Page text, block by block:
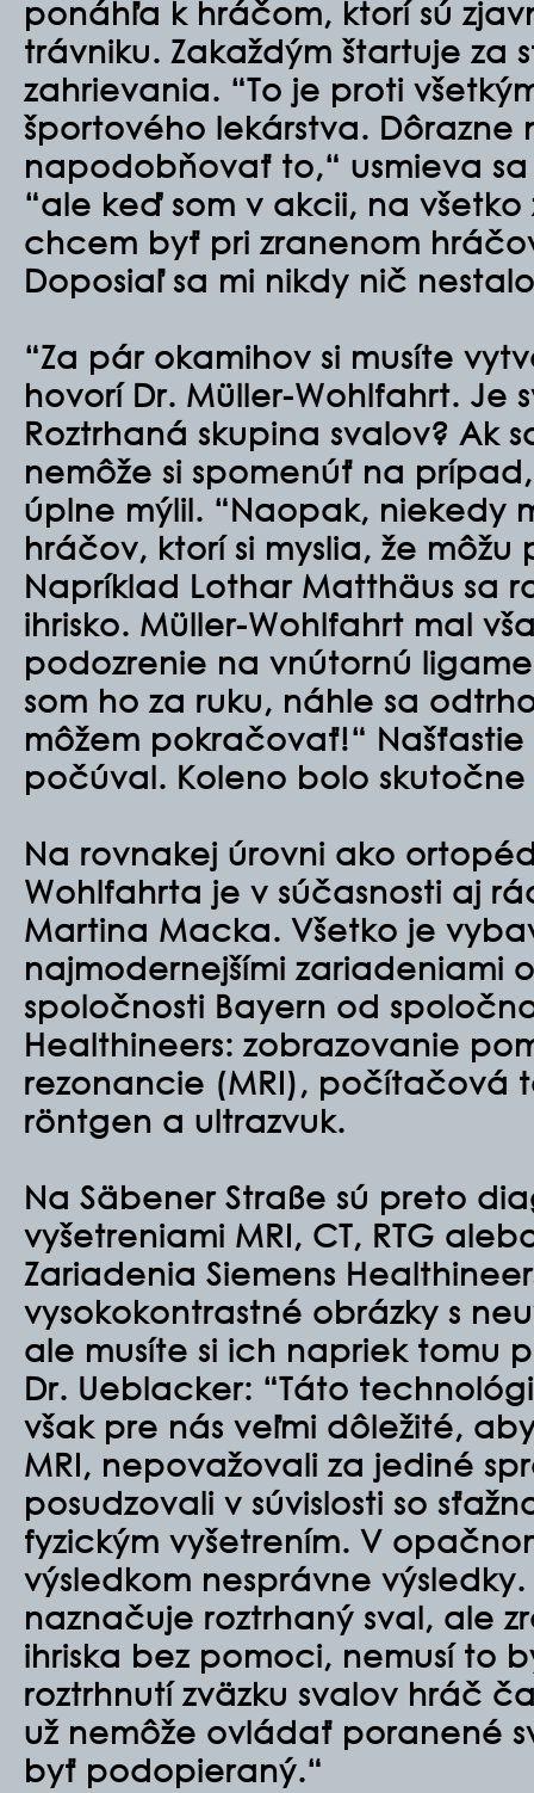
ponáhľa k hráčom, ktorí sú
trávniku. Zakaždým štartuje za
zahrievania. “To je proti
športového lekárstva.
napodobňovať to,“ usmieva
“ale keď som v akcii, na
chcem byť pri zranenom
Doposiaľ sa mi nikdy nič
“Za pár okamihov si musíte
hovorí Dr. Müller-Wohlfahrt. Je
Roztrhaná skupina svalov? Ak
nemôže si spomenúť na
úplne mýlil. “Naopak, niekedy
hráčov, ktorí si myslia, že
Napríklad Lothar Matthäus sa
ihrisko. Müller-Wohlfahrt mal
podozrenie na vnútornú
som ho za ruku, náhle sa
môžem pokračovať!“
počúval. Koleno bolo skutočne
Na rovnakej úrovni ako
Wohlfahrta je v súčasnosti aj
Martina Macka. Všetko je
najmodernejšími zariadeniami
spoločnosti Bayern od
Healthineers: zobrazovanie
rezonancie (MRI), počítačová
röntgen a ultrazvuk.
Na Säbener Straße sú preto
vyšetreniami MRI, CT, RTG
Zariadenia Siemens
vysokokontrastné obrázky s
ale musíte si ich napriek tomu
Dr. Ueblacker: “Táto
však pre nás veľmi dôležité,
MRI, nepovažovali za jediné
posudzovali v súvislosti so
fyzickým vyšetrením. V
výsledkom nesprávne
naznačuje roztrhaný sval, ale
ihriska bez pomoci, nemusí to
roztrhnutí zväzku svalov hráč
už nemôže ovládať poranené
byť podopieraný.“